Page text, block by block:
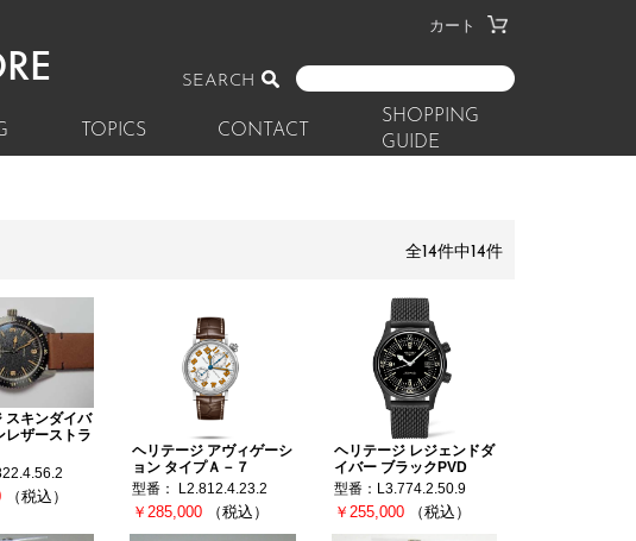
カート
SEARCH
TOPICS CONTACT
SHOPPING
GUIDE
全14件中14件
スキンダイバ
レザーストラ
（税込）
ヘリテージ アヴィゲーシ
ョン タイプＡ－７
型番： L2.812.4.23.2
￥285,000 （税込）
ヘリテージ レジェンドダ
イバー ブラックPVD
型番：L3.774.2.50.9
￥255,000 （税込）